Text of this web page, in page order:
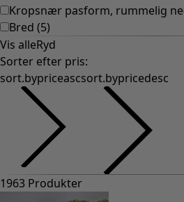
Gammeldags indretning
Landlig indretning
Sjov indretning
Farverig indretning
Blomstret indretning
Natur
Indretning i bohemestil
Skandinavisk indretning
Hyggelig indretning